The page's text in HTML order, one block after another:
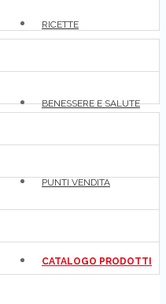
RICETTE
BENESSERE E SALUTE
PUNTI VENDITA
CATALOGO PRODOTTI